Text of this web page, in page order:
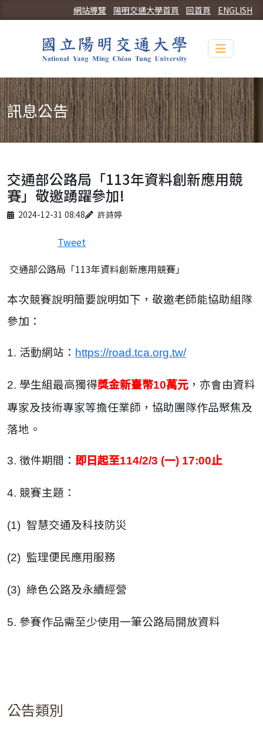
ENGLISH
回首頁
陽明交通大學首頁
網站導覽
Toggle
訊息公告
交通部公路局「113年資料創新應用競
賽」敬邀踴躍參加!
Published on
2024-12-31 08:48
Author 許詩婷
Tweet
交通部公路局「113年資料創新應用競賽」
本次競賽說明簡要說明如下，敬邀老師能協助組隊
參加：
1. 活動網站： https://road.tca.org.tw/
2. 學生組最高獨得獎金新臺幣10萬元 ，亦會由資料
專家及技術專家等擔任業師，協助團隊作品聚焦及
落地。
3. 徵件期間： 即日起至114/2/3 (一) 17:00止
4. 競賽主題：
(1) 智慧交通及科技防災
(2) 監理便民應用服務
(3) 綠色公路及永續經營
5. 參賽作品需至少使用一筆公路局開放資料
公告類別